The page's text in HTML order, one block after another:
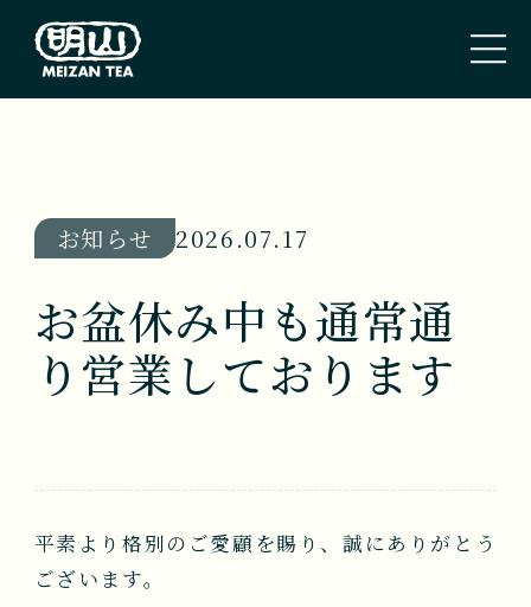
ABOUT US
お知らせ 2026.07.17
お盆休み中も通常通
り営業しております
平素より格別のご愛顧を賜り、誠にありがとう
ございます。